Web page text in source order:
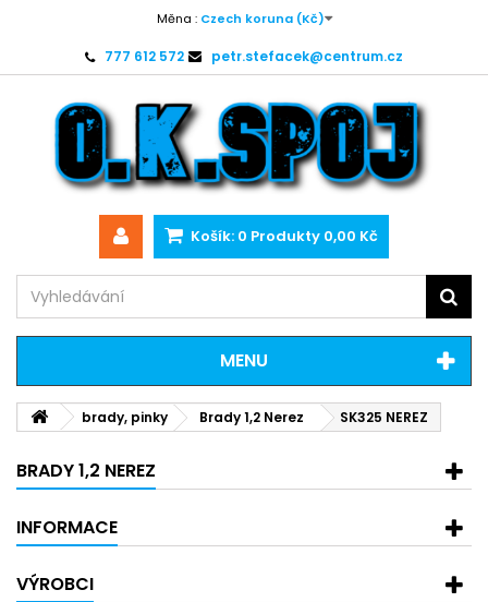
Měna : Czech koruna (Kč)
777 612 572 petr.stefacek@centrum.cz
Košík: 0 Produkty 0,00 Kč
MENU
brady, pinky Brady 1,2 Nerez SK325 NEREZ
BRADY 1,2 NEREZ
INFORMACE
VÝROBCI